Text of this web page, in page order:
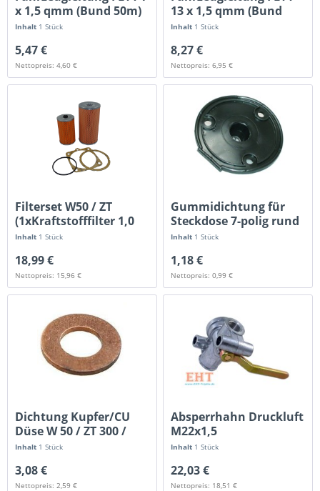
x 1,5 qmm (Bund 50m)
Inhalt 1 Stück
5,47 €
Nettopreis: 4,60 €
13 x 1,5 qmm (Bund
25m)
Inhalt 1 Stück
8,27 €
Nettopreis: 6,95 €
Filterset W50 / ZT
(1xKraftstofffilter 1,0
L)...
Inhalt 1 Stück
18,99 €
Nettopreis: 15,96 €
Gummidichtung für
Steckdose 7-polig rund
Inhalt 1 Stück
1,18 €
Nettopreis: 0,99 €
Dichtung Kupfer/CU
Düse W 50 / ZT 300 /
323...
Inhalt 1 Stück
3,08 €
Nettopreis: 2,59 €
Absperrhahn Druckluft
M22x1,5
Inhalt 1 Stück
22,03 €
Nettopreis: 18,51 €